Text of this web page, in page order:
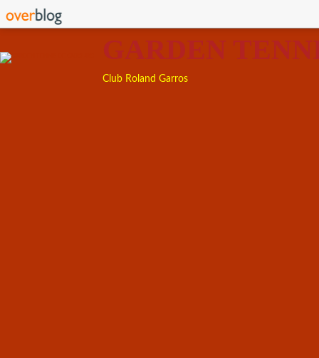
GARDEN
Club Roland Garros